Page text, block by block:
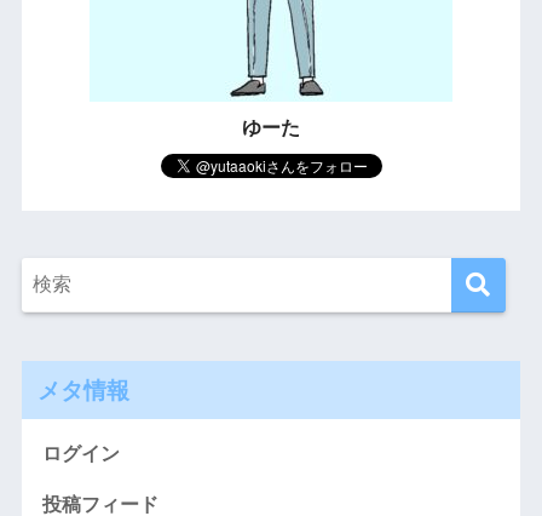
ゆーた
メタ情報
ログイン
投稿フィード